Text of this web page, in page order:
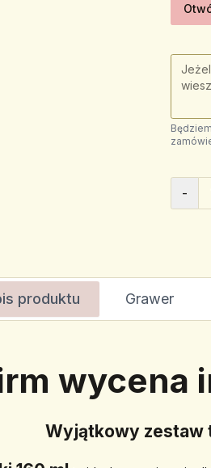
-
produktu Grawer
wycena
Wyjątkowy zestaw